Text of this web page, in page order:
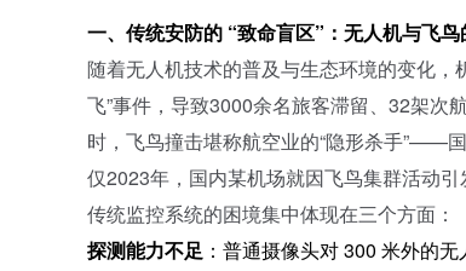
一、传统安防的 “致命盲区”：无人机与飞
随着无人机技术的普及与生态环境的变化，
飞”事件，导致3000余名旅客滞留、32架次
时，飞鸟撞击堪称航空业的“隐形杀手”——
仅2023年，国内某机场就因飞鸟集群活动引
传统监控系统的困境集中体现在三个方面：
探测能力不足 ：普通摄像头对300 米外的无